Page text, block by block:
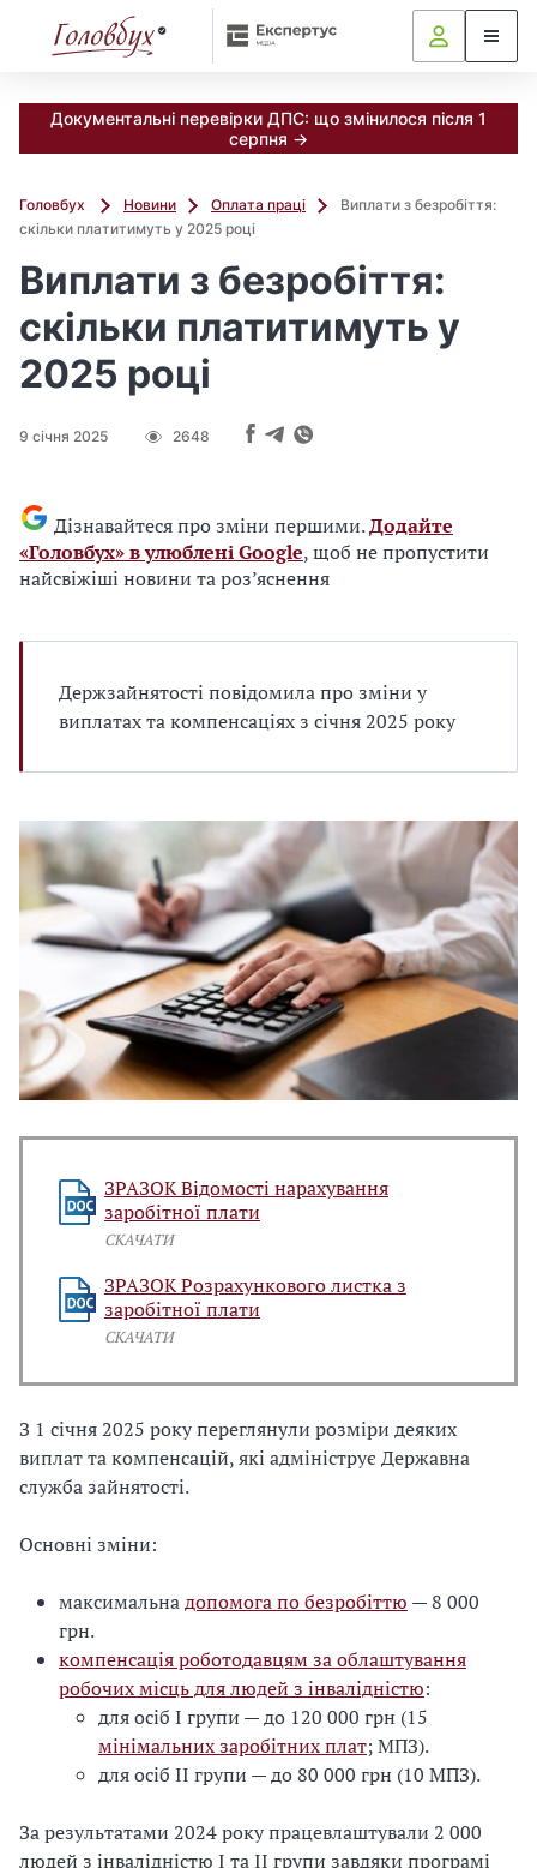
Документальні перевірки ДПС: що змінилося після 1
серпня →
Головбух Новини Оплата праці
Виплати з безробіття:
скільки платитимуть у 2025 році
Виплати з безробіття:
скільки платитимуть у
2025 році
9 січня 2025 2648
Дізнавайтеся про зміни першими.Додайте
«Головбух» в улюблені Google, щоб не пропустити
найсвіжіші новини та роз’яснення
Держзайнятості повідомила про зміни у
виплатах та компенсаціях з січня 2025 року
ЗРАЗОК Відомості нарахування
заробітної плати
СКАЧАТИ
ЗРАЗОК Розрахункового листка з
заробітної плати
СКАЧАТИ
З 1 січня 2025 року переглянули розміри деяких
виплат та компенсацій, які адмініструє Державна
служба зайнятості.
Основні зміни:
максимальнадопомога по безробіттю — 8 000
грн.
компенсація роботодавцям за облаштування
робочих місць для людей з інвалідністю:
для осіб І групи — до 120 000 грн (15
мінімальних заробітних плат; МПЗ).
для осіб ІІ групи — до 80 000 грн (10 МПЗ).
За результатами 2024 року працевлаштували 2 000
людей з інвалідністю І та ІІ групи завдяки програмі